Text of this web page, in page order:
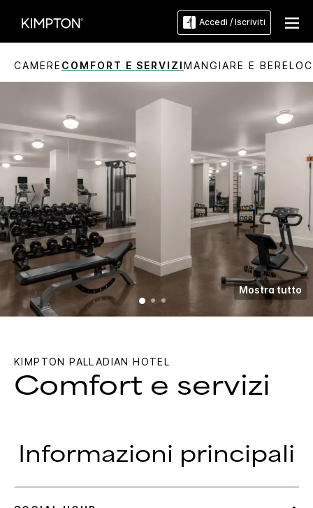
Accedi / Iscriviti
CAMERE COMFORT E SERVIZIMANGIARE E BERE
Mostra tutto
KIMPTON PALLADIAN HOTEL
Comfort e servizi
Informazioni principali